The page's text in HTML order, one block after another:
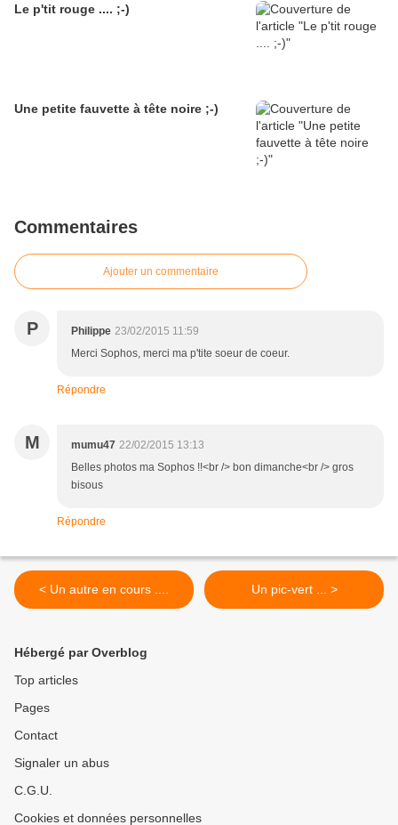
Le p'tit rouge .... ;-)
Une petite fauvette à tête noire ;-)
Commentaires
Ajouter un commentaire
P Philippe 23/02/2015 11:59
Merci Sophos, merci ma p'tite soeur de coeur.
Répondre
M mumu47 22/02/2015 13:13
Belles photos ma Sophos !!<br /> bon dimanche<br /> gros
bisous
Répondre
< Un autre en cours .... Un pic-vert ... >
Hébergé par Overblog
Top articles
Pages
Contact
Signaler un abus
C.G.U.
Cookies et données personnelles